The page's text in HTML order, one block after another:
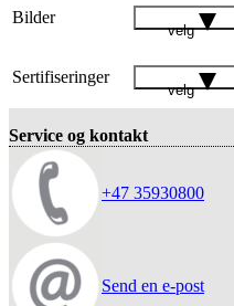
Bilder
velg
Sertifiseringer
velg
Service og kontakt
+47 35930800
Send en e-post